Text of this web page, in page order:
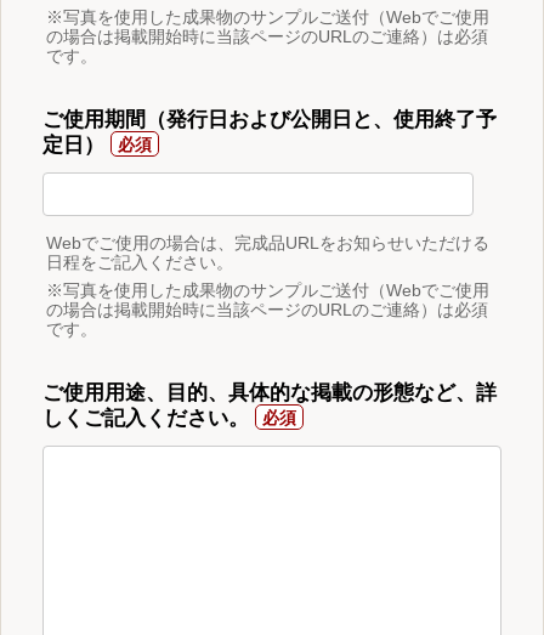
※写真を使用した成果物のサンプルご送付（Webでご使用
の場合は掲載開始時に当該ページのURLのご連絡）は必須
です。
ご使用期間（発行日および公開日と、使用終了予
定日）
Webでご使用の場合は、完成品URLをお知らせいただける
日程をご記入ください。
※写真を使用した成果物のサンプルご送付（Webでご使用
の場合は掲載開始時に当該ページのURLのご連絡）は必須
です。
ご使用用途、目的、具体的な掲載の形態など、詳
しくご記入ください。